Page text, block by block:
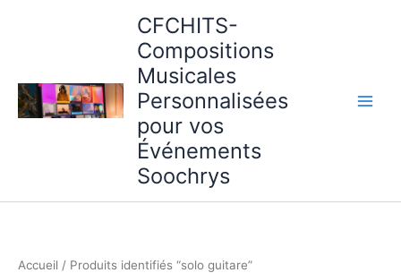
CFCHITS-
Compositions
Musicales
Personnalisées
pour vos
Événements
Soochrys
Accueil / Produits identifiés “solo guitare”